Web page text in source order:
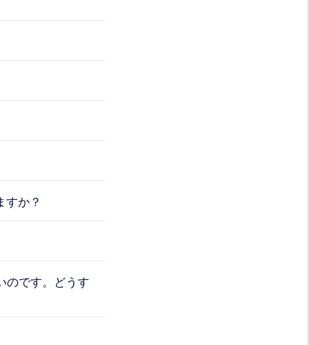
すか？
のです。どうす